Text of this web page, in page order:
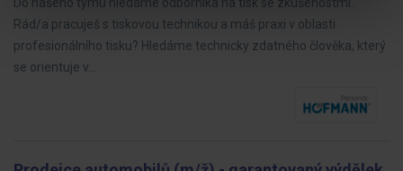
Rád/a pracuješ s tiskovou technikou a máš praxi v oblasti
profesionálního tisku? Hledáme technicky zdatného člověka, který
se orientuje v…